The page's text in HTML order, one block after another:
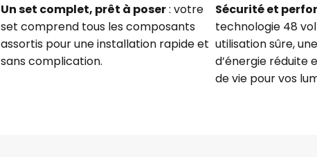
Un set complet, prêt à poser: votre
set comprend tous les composants
assortis pour une installation rapide et
sans complication.
Sécurité et
technologie 48
utilisation sûre,
d’énergie réduite
de vie pour vos